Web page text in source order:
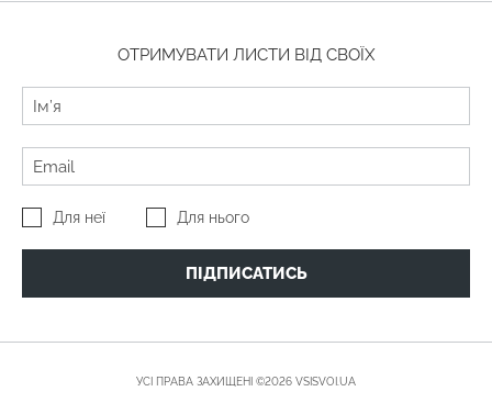
ОТРИМУВАТИ ЛИСТИ ВІД СВОЇХ
Для неї Для нього
ПІДПИСАТИСЬ
УСІ ПРАВА ЗАХИЩЕНІ ©2026 VSISVOI.UA